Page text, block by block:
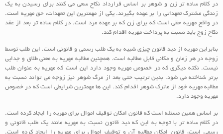
در کلام ساده تر زن و شوهر بر اساس قرارداد نکاح سعی می کنند برای رسیدن به یک
زندگی مشترک تعهداتی را بر عهده بگیرند. یکی از مهمترین این تعهدات، حق مهریه است.
در واقع مهریه حقی است که برای زن که بر عهده مرد است. در کلام ساده تر بعد از عقد
نکاح زوج باید نسبت به پرداخت مهریه اقدام کند.
بنابراین مهریه از دید قانون چیزی شبیه به یک طلب رسمی و قانونی است. این طلب توسط
زوجه در هر زمان و مکانی قابل مطالبه است. همچنین مطالبه مهریه به معنی طلاق و جدایی
نیست. نکته دیگری که در خصوص مهریه وجود دارد این است که مهریه به عنوان طلب
برتر شناخته می شود. بدین ترتیب حتی بعد از مرگ شوهر نیز زوجه می تواند نسبت به
مطالبه مهریه خود از ماترک شوهر اقدام کند. این ها مهمترین شرایطی است که در خصوص
مهریه وجود دارد.
بر اساس همین مسئله است که قانون امکان توقیف اموال برای مهریه را ایجاد کرده است.
در کلام ساده تر با توجه به این که دید قانون نسبت به مهریه مانند یک طلب قانونی و
رسمی است، قانون امکان مطالبه آن و توقیف اموال برای مهریه را ایجاد کرده است.